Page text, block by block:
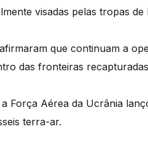
visadas pelas tropas de
que continuam a
das fronteiras
Força Aérea da Ucrânia
terra-ar.